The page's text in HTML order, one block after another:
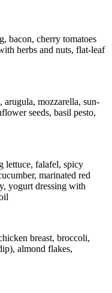
bacon, cherry tomatoes
herbs and nuts, flat-leaf
mozzarella, sun-
seeds, basil pesto,
lettuce, falafel, spicy
marinated red
yogurt dressing with
breast, broccoli,
almond flakes,